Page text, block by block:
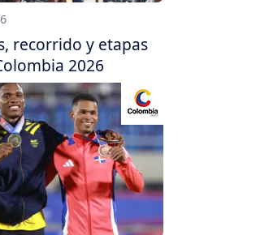
recorrido y etapas
2026